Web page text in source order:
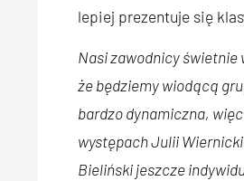
lepiej prezentuje się
Nasi zawodnicy świetnie
że będziemy wiodącą
bardzo dynamiczna,
występach Julii
Bieliński jeszcze